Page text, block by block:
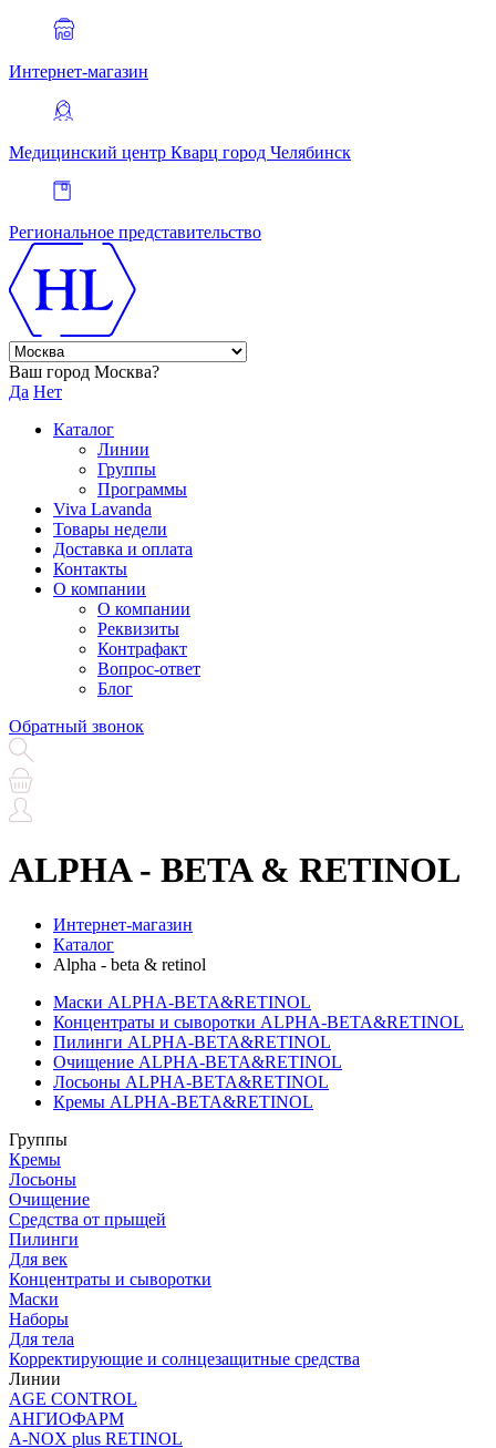
Интернет-магазин
Медицинский центр Кварц город Челябинск
Региональное представительство
Ваш город Москва?
Да Нет
Каталог
Линии
Группы
Программы
Viva Lavanda
Товары недели
Доставка и оплата
Контакты
О компании
О компании
Реквизиты
Контрафакт
Вопрос-ответ
Блог
Обратный звонок
ALPHA - BETA & RETINOL
Интернет-магазин
Каталог
Alpha - beta & retinol
Маски ALPHA-BETA&RETINOL
Концентраты и сыворотки ALPHA-BETA&RETINOL
Пилинги ALPHA-BETA&RETINOL
Очищение ALPHA-BETA&RETINOL
Лосьоны ALPHA-BETA&RETINOL
Кремы ALPHA-BETA&RETINOL
Группы
Кремы
Лосьоны
Очищение
Средства от прыщей
Пилинги
Для век
Концентраты и сыворотки
Маски
Наборы
Для тела
Корректирующие и солнцезащитные средства
Линии
AGE CONTROL
АНГИОФАРМ
A-NOX plus RETINOL